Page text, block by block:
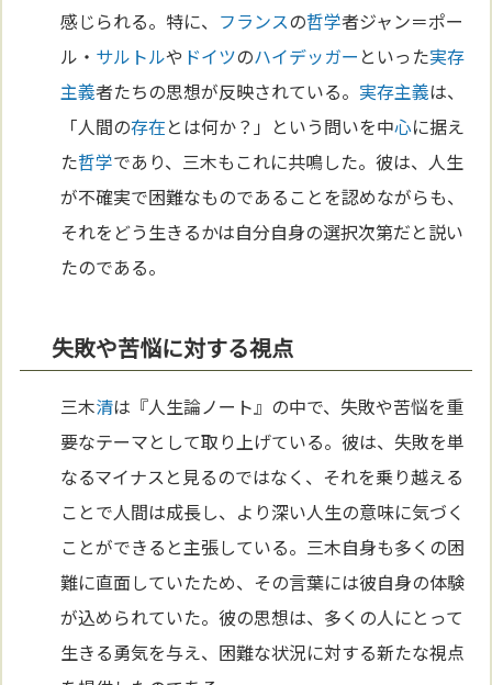
感じられる。特に、 フランスの哲学者ジャン＝ポー
ル・ サルトルや ドイツのハイデッガー といった実存
主義者たちの思想が反映されている。 実存主義は、
「人間の存在とは何か？」という問いを中心に据え
た哲学であり、三木もこれに共鳴した。彼は、人生
が不確実で困難なものであることを認めながらも、
それをどう生きるかは自分自身の選択次第だと説い
たのである。
失敗や苦悩に対する視点
三木清は『人生論ノート』の中で、失敗や苦悩を重
要なテーマとして取り上げている。彼は、失敗を単
なるマイナスと見るのではなく、それを乗り越える
ことで人間は成長し、より深い人生の意味に気づく
ことができると主張している。三木自身も多くの困
難に直面していたため、その言葉には彼自身の体験
が込められていた。彼の思想は、多くの人にとって
生きる勇気を与え、困難な状況に対する新たな視点